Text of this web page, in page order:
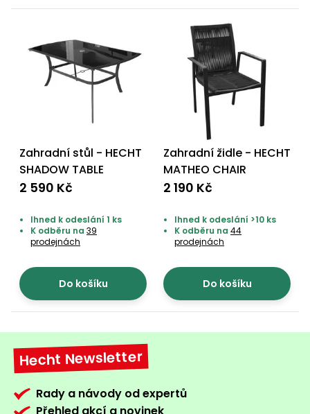
Zahradní stůl - HECHT
SHADOW TABLE
2 590 Kč
Ihned k odeslání 1 ks
K odběru na 39
prodejnách
Do košíku
Zahradní židle - HECHT
MATHEO CHAIR
2 190 Kč
Ihned k odeslání >10 ks
K odběru na 44
prodejnách
Do košíku
Hecht Newsletter
Rady a návody od expertů